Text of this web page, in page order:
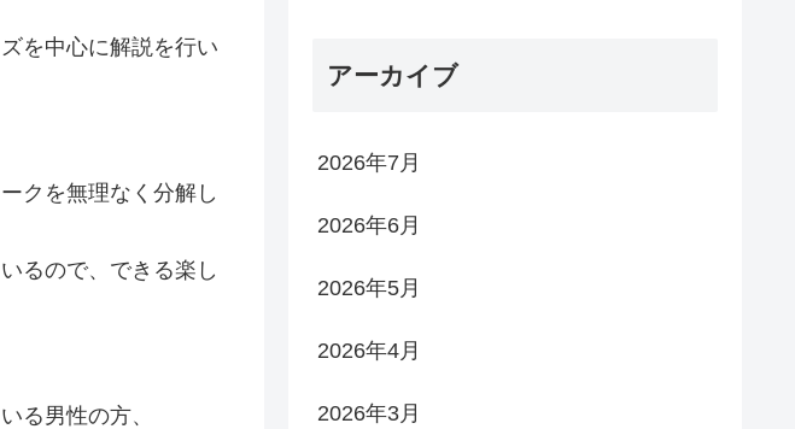
を中心に解説を行い
クを無理なく分解し
るので、できる楽し
る男性の方、
アーカイブ
2026年7月
2026年6月
2026年5月
2026年4月
2026年3月